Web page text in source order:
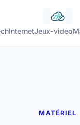
InternetJeux-video
MATÉRIEL